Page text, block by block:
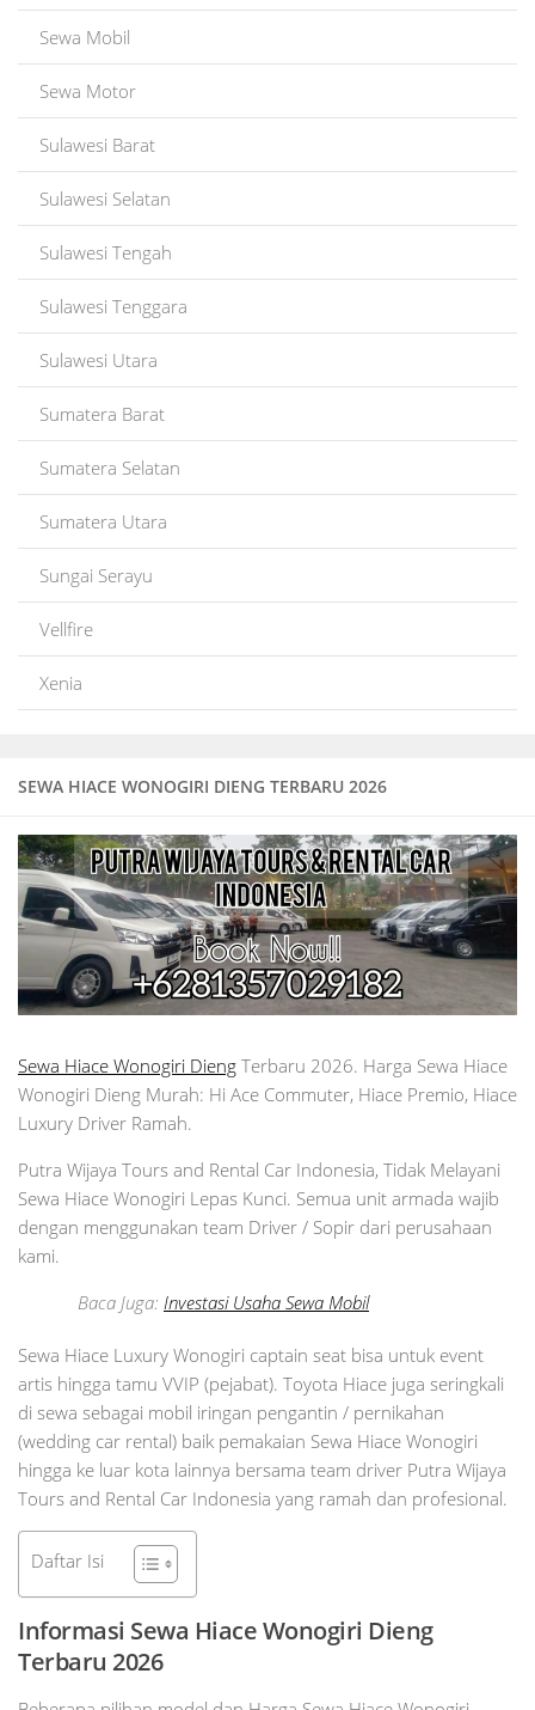
SEWA HIACE WONOGIRI DIENG TERBARU 2026
Sewa Hiace Wonogiri Dieng Terbaru 2026. Harga Sewa Hiace
Wonogiri Dieng Murah: Hi Ace Commuter, Hiace Premio, Hiace
Luxury Driver Ramah.
Putra Wijaya Tours and Rental Car Indonesia, Tidak Melayani
Sewa Hiace Wonogiri Lepas Kunci. Semua unit armada wajib
dengan menggunakan team Driver / Sopir dari perusahaan
kami.
Baca Juga: Investasi Usaha Sewa Mobil
Sewa Hiace Luxury Wonogiri captain seat bisa untuk event
artis hingga tamu VVIP (pejabat). Toyota Hiace juga seringkali
di sewa sebagai mobil iringan pengantin / pernikahan
(wedding car rental) baik pemakaian Sewa Hiace Wonogiri
hingga ke luar kota lainnya bersama team driver Putra Wijaya
Tours and Rental Car Indonesia yang ramah dan profesional.
Daftar Isi
Informasi Sewa Hiace Wonogiri Dieng
Terbaru 2026
Sewa Mobil
Sewa Motor
Sulawesi Barat
Sulawesi Selatan
Sulawesi Tengah
Sulawesi Tenggara
Sulawesi Utara
Sumatera Barat
Sumatera Selatan
Sumatera Utara
Sungai Serayu
Vellfire
Xenia